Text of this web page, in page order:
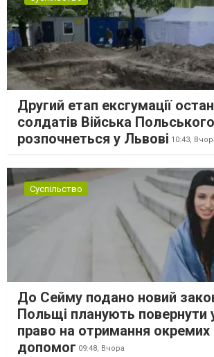
Другий етап ексгумації
солдатів Війська Польського
розпочнеться у Львові 10:43,
Суспільство
До Сейму подано новий
Польщі планують повернути
право на отримання окремих
допомог 09:48, Вчора